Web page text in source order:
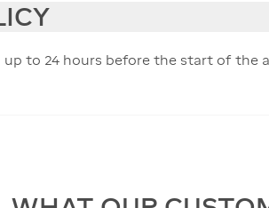
to 24 hours before the start of the